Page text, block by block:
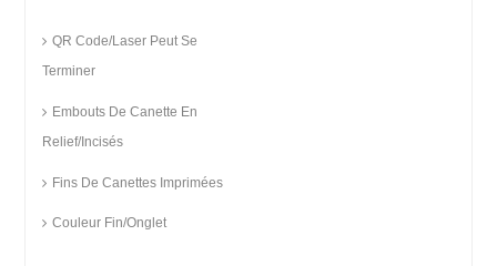
QR Code/Laser Peut Se
Terminer
Embouts De Canette En
Relief/incisés
Fins De Canettes Imprimées
Couleur Fin/Onglet